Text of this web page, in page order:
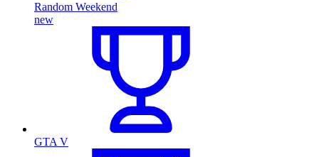
Random Weekend
new
GTA V